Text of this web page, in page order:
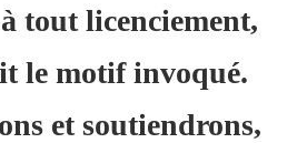
tout licenciement,
le motif invoqué.
et soutiendrons,